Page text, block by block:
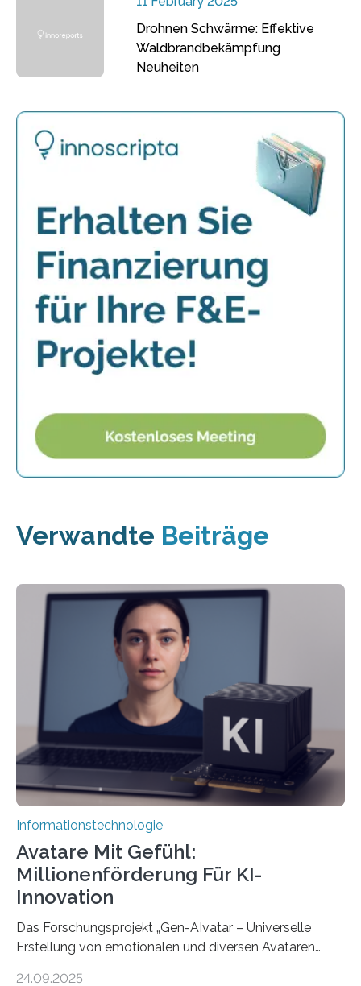
Drohnen Schwärme: Effektive
Waldbrandbekämpfung
Neuheiten
Verwandte Beiträge
Informationstechnologie
Avatare Mit Gefühl:
Millionenförderung Für KI-
Innovation
Das Forschungsprojekt „Gen-AIvatar – Universelle
Erstellung von emotionalen und diversen Avataren
24.09.2025